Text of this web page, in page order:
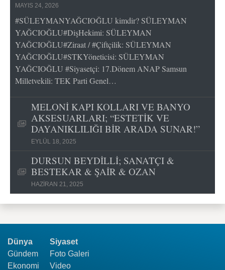
MAYIS 24, 2026
#SÜLEYMANYAĞCIOĞLU kimdir? SÜLEYMAN
YAĞCIOĞLU#DişHekimi: SÜLEYMAN
YAĞCIOĞLU#Ziraat / #Çiftçilik: SÜLEYMAN
YAĞCIOĞLU#STKYöneticisi: SÜLEYMAN
YAĞCIOĞLU #Siyasetçi: 17.Dönem ANAP Samsun
Milletvekili: TEK Parti Genel…
MELONİ KAPI KOLLARI VE BANYO
AKSESUARLARI; “ESTETİK VE
DAYANIKLILIĞI BİR ARADA SUNAR!”
EYLÜL 18, 2025
DURSUN BEYDİLLİ; SANATÇI &
BESTEKAR & ŞAİR & OZAN
HAZIRAN 21, 2025
Dünya
Gündem
Ekonomi
Siyaset
Foto Galeri
Video